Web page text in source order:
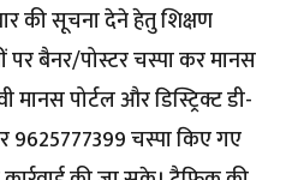
की सूचना देने हेतु शिक्षण
पर बैनर/पोस्टर चस्पा कर मानस
पोर्टल और डिस्ट्रिक्ट डी-
9625777399 चस्पा किए गए